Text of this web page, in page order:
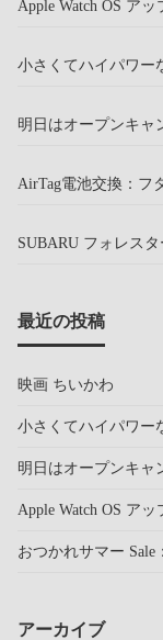
Apple Watch OS ア
小さくてハイパワー
明日はオープンキャ
AirTag電池交換：フ
SUBARU フォレス
最近の投稿
映画 ちいかわ
小さくてハイパワー
明日はオープンキャ
Apple Watch OS ア
おつかれサマー Sale
アーカイブ